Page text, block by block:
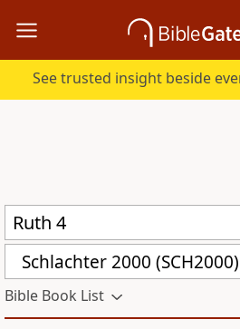
See trusted insight beside
Schlachter 2000 (SCH2000)
Bible Book List